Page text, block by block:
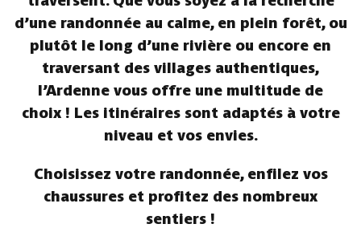
d’une randonnée au calme, en plein forêt, ou
plutôt le long d’une rivière ou encore en
traversant des villages authentiques,
l’Ardenne vous offre une multitude de
choix ! Les itinéraires sont adaptés à votre
niveau et vos envies.
Choisissez votre randonnée, enfilez vos
chaussures et profitez des nombreux
sentiers !